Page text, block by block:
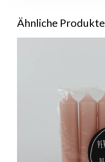
Ähnliche Produkte